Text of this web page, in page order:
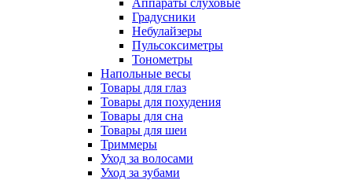
Аппараты слуховые
Градусники
Небулайзеры
Пульсоксиметры
Тонометры
Напольные весы
Товары для глаз
Товары для похудения
Товары для сна
Товары для шеи
Триммеры
Уход за волосами
Уход за зубами